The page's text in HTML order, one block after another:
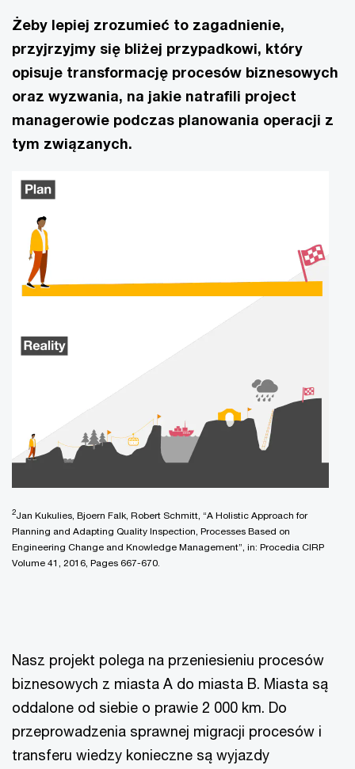
Żeby lepiej zrozumieć to zagadnienie,
przyjrzyjmy się bliżej przypadkowi, który
opisuje transformację procesów biznesowych
oraz wyzwania, na jakie natrafili project
managerowie podczas planowania operacji z
tym związanych.
2Jan Kukulies, Bjoern Falk, Robert Schmitt, “A Holistic Approach for
Planning and Adapting Quality Inspection, Processes Based on
Engineering Change and Knowledge Management”, in: Procedia CIRP
Volume 41, 2016, Pages 667-670.
Nasz projekt polega na przeniesieniu procesów
biznesowych z miasta A do miasta B. Miasta są
oddalone od siebie o prawie 2 000 km. Do
przeprowadzenia sprawnej migracji procesów i
transferu wiedzy konieczne są wyjazdy